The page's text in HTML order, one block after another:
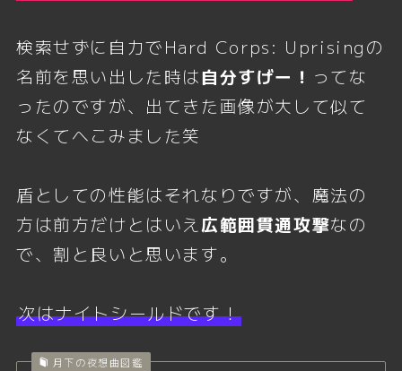
検索せずに自力でHard Corps: Uprisingの
名前を思い出した時は自分すげー！ ってな
ったのですが、出てきた画像が大して似て
なくてへこみました笑
盾としての性能はそれなりですが、魔法の
方は前方だけとはいえ 広範囲貫通攻撃なの
で、割と良いと思います。
次はナイトシールドです！
月下の夜想曲図鑑